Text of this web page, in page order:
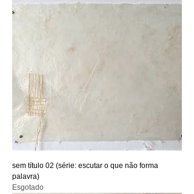
sem título 02 (série: escutar o que não forma
palavra)
Esgotado